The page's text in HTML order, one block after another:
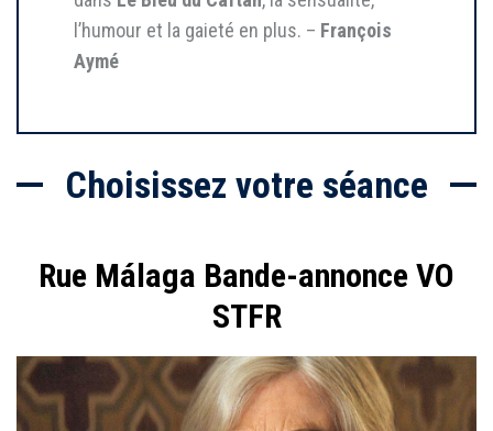
l’humour et la gaieté en plus. – François
Aymé
Choisissez votre séance
Rue Málaga Bande-annonce VO
STFR